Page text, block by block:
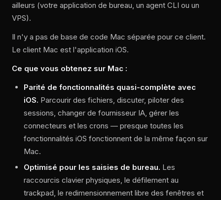
ailleurs (votre application de bureau, un agent CLI ou un
VPS).
Il n'y a pas de base de code Mac séparée pour ce client.
Le client Mac est l'application iOS.
Ce que vous obtenez sur Mac :
Parité de fonctionnalités quasi-complète avec
iOS. Parcourir des fichiers, discuter, piloter des
sessions, changer de fournisseur IA, gérer les
connecteurs et les crons — presque toutes les
fonctionnalités iOS fonctionnent de la même façon sur
Mac.
Optimisé pour les saisies de bureau. Les
raccourcis clavier physiques, le défilement au
trackpad, le redimensionnement libre des fenêtres et